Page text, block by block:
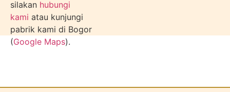
silakan hubungi
kami atau kunjungi
pabrik kami di Bogor
(Google Maps).